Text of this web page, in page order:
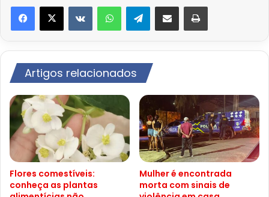
VK WhatsAppTelegramCompartilhar via e-mail Imprimir
Artigos relacionados
Flores comestíveis:
conheça as plantas
Mulher é encontrada
morta com sinais de